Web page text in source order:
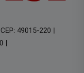
49015-220 |
|